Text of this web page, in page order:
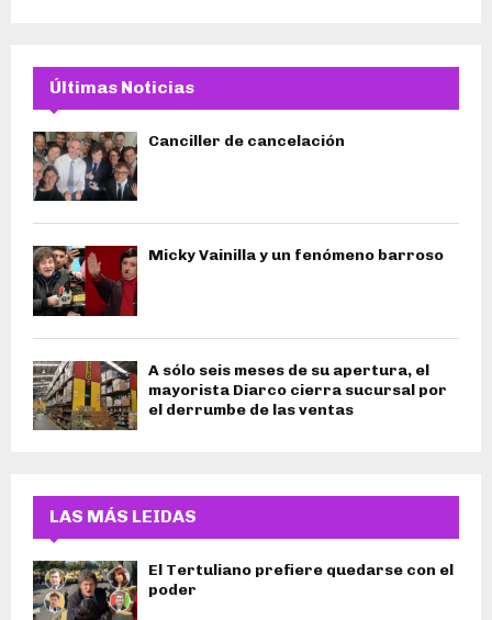
Últimas Noticias
Canciller de cancelación
Micky Vainilla y un fenómeno barroso
A sólo seis meses de su apertura, el
mayorista Diarco cierra sucursal por
el derrumbe de las ventas
LAS MÁS LEIDAS
El Tertuliano prefiere quedarse con el
poder